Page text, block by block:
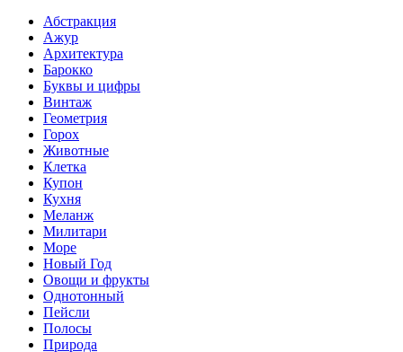
Абстракция
Ажур
Архитектура
Барокко
Буквы и цифры
Винтаж
Геометрия
Горох
Животные
Клетка
Купон
Кухня
Меланж
Милитари
Море
Новый Год
Овощи и фрукты
Однотонный
Пейсли
Полосы
Природа